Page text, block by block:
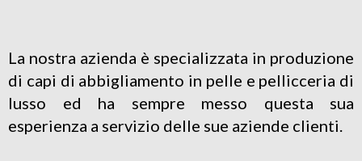
La nostra azienda è specializzata in produzione
di capi di abbigliamento in pelle e pellicceria di
lusso ed ha sempre messo questa sua
esperienza a servizio delle sue aziende clienti.